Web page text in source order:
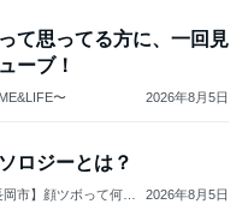
て思ってる方に、一回見
ーブ！
〜 2026年8月5日
ロジーとは？
市】顔ツボって何？
2026年8月5日